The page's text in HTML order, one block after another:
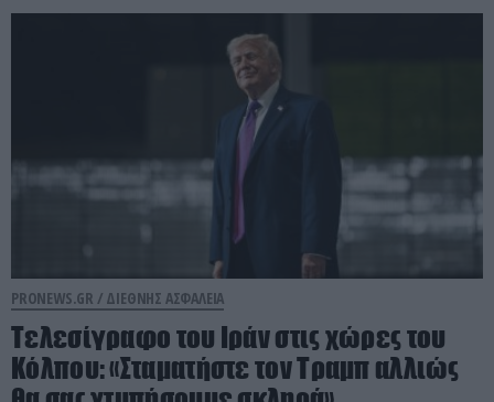
PRONEWS.GR / ΔΙΕΘΝΗΣ ΑΣΦΑΛΕΙΑ
Τελεσίγραφο του Ιράν στις χώρες του
Κόλπου: «Σταματήστε τον Τραμπ αλλιώς